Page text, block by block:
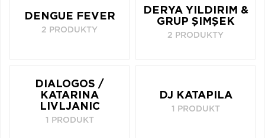
DENGUE FEVER
2 PRODUKTY
DERYA YILDIRIM &
GRUP ŞIMŞEK
2 PRODUKTY
DIALOGOS /
KATARINA
LIVLJANIC
1 PRODUKT
DJ KATAPILA
1 PRODUKT